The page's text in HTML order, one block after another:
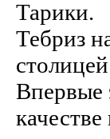
Тарики.
Тебриз
Впервые